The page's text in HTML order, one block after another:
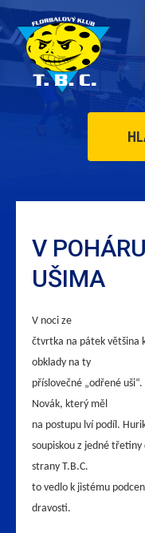
V
UŠIMA
V noci ze
čtvrtka na pátek většina
obklady na ty
příslovečné „odřené
Novák, který měl
na postupu lví podíl.
soupiskou z jedné
strany T.B.C.
to vedlo k jistému
dravosti.